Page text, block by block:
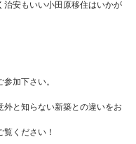
治安もいい小田原移住はいかが
加下さい。
と知らない新築との違いをお
ください！